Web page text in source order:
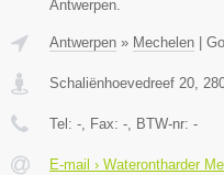
Antwerpen.
Antwerpen » Mechelen
Schaliënhoevedreef 20,
Tel: -, Fax: -, BTW-nr: -
E-mail › Waterontharder